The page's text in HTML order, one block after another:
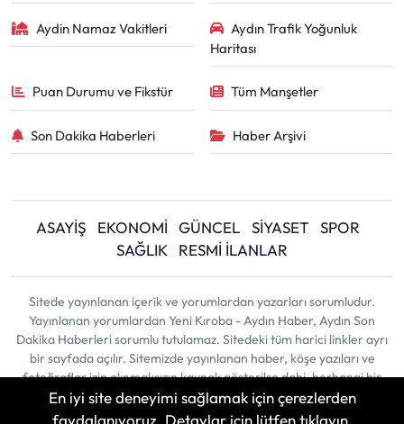
Aydin Namaz Vakitleri
Aydın Trafik Yoğunluk
Haritası
Puan Durumu ve Fikstür Tüm Manşetler
Son Dakika Haberleri Haber Arşivi
ASAYİŞ EKONOMİ GÜNCEL SİYASET
SPOR
SAĞLIK
RESMİ İLANLAR
Sitede yayınlanan içerik ve yorumlardan yazarları sorumludur.
Yayınlanan yorumlardan Yeni Kıroba - Aydın Haber, Aydın Son
Dakika Haberleri sorumlu tutulamaz. Sitedeki tüm harici linkler ayrı
bir sayfada açılır. Sitemizde yayınlanan haber, köşe yazıları ve
fotoğraflar izin alınmaksızın kaynak gösterilse dahi, herhangi bir
ortamda kullanılamaz ve yayınlanamaz
En iyi site deneyimi sağlamak için çerezlerden
faydalanıyoruz. Detaylar için lütfen tıklayın.